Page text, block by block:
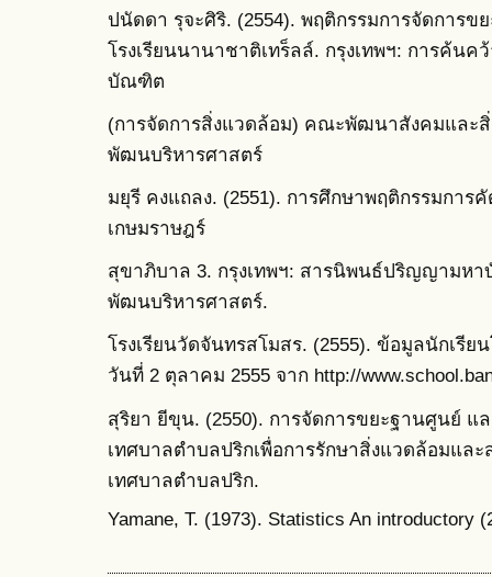
ปนัดดา รุจะศิริ. (2554). พฤติกรรมการจัดการ
โรงเรียนนานาชาติเทร็ลล์. กรุงเทพฯ: การค้น
บัณฑิต
(การจัดการสิ่งแวดล้อม) คณะพัฒนาสังคมแล
พัฒนบริหารศาสตร์
มยุรี คงแถลง. (2551). การศึกษาพฤติกรรมการ
เกษมราษฎร์
สุขาภิบาล 3. กรุงเทพฯ: สารนิพนธ์ปริญญาม
พัฒนบริหารศาสตร์.
โรงเรียนวัดจันทรสโมสร. (2555). ข้อมูลนักเรีย
วันที่ 2 ตุลาคม 2555 จาก http://
สุริยา ยีขุน. (2550). การจัดการขยะฐานศูนย์ แ
เทศบาลตำบลปริกเพื่อการรักษาสิ่งแวดล้อมแล
เทศบาลตำบลปริก.
Yamane, T. (1973). Statistics An introductory